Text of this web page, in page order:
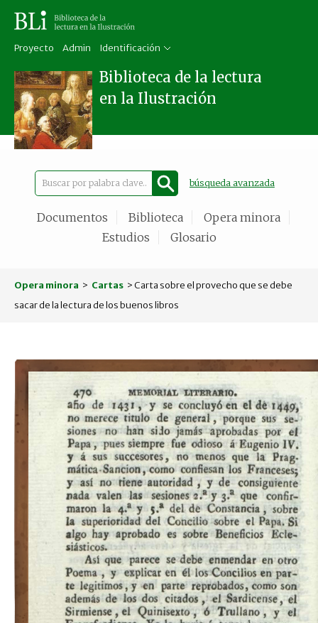
Proyecto Admin Identificación
Biblioteca de la lectura
en la Ilustración
búsqueda avanzada
Documentos Biblioteca
Opera minora
Estudios
Glosario
Opera minora > Cartas > Carta sobre el provecho que se debe
sacar de la lectura de los buenos libros